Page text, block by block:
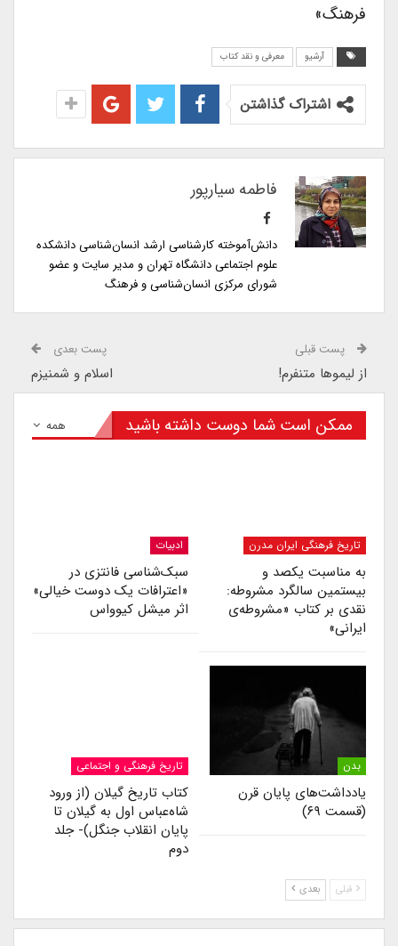
فرهنگ»
آرشیو معرفی و نقد کتاب
اشتراک گذاشتن
فاطمه سیارپور
دانش‌آموخته کارشناسی ارشد انسان‌شناسی دانشکده
علوم اجتماعی دانشگاه تهران و مدیر سایت و عضو
شورای مرکزی انسان‌شناسی و فرهنگ
پست قبلی
از لیموها متنفرم!
پست بعدی
اسلام و شمنیزم
همه ممکن است شما دوست داشته باشید
تاریخ فرهنگی ایران مدرن
به مناسبت یکصد و
بیستمین سالگرد مشروطه:
نقدی بر کتاب «مشروطه‌ی
ایرانی»
ادبیات
سبک‌شناسی فانتزی در
«اعترافات یک دوست خیالی»
اثر میشل کیوواس
بدن
یادداشت‌های پایان قرن
(قسمت ۶۹)
تاریخ فرهنگی و اجتماعی
کتاب تاریخ گیلان (از ورود
شاه‌عباس اول به گیلان تا
پایان انقلاب جنگل)- جلد
دوم
قبلی بعدی